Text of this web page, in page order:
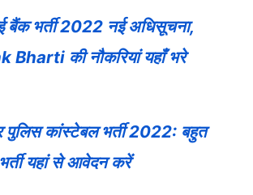
बैंक भर्ती 2022 नई अधिसूचना,
Bharti की नौकरियां यहाँ भरे
पुलिस कांस्टेबल भर्ती 2022: बहुत
यहां से आवेदन करें